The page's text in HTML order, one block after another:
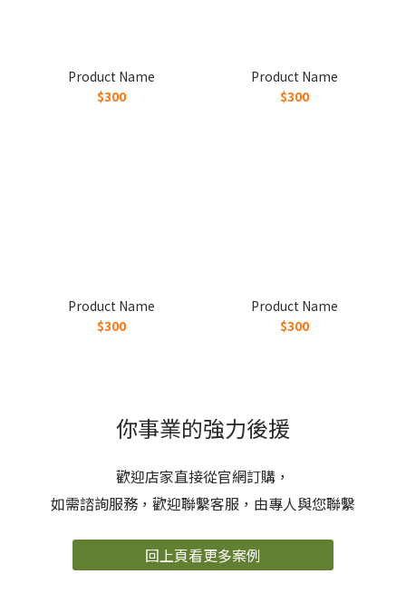
Product Name
$300
Product Name
$300
Product Name
$300
Product Name
$300
你事業的強力後援
歡迎店家直接從官網訂購，
如需諮詢服務，歡迎聯繫客服，由專人與您聯繫
回上頁看更多案例